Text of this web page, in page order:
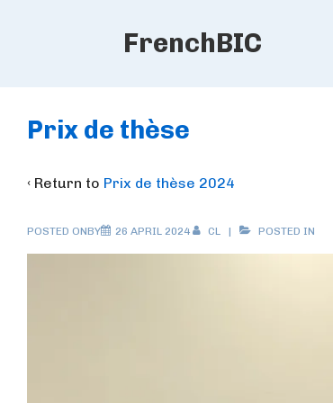
FrenchBIC
Prix de thèse
‹ Return to Prix de thèse 2024
POSTED ONBY 26 APRIL 2024 CL POSTED IN